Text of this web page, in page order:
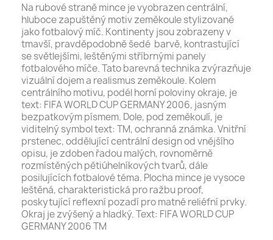
Na rubové straně mince je vyobrazen centrální,
hluboce zapuštěný motiv zeměkoule stylizované
jako fotbalový míč. Kontinenty jsou zobrazeny v
tmavší, pravděpodobně šedé barvě, kontrastující
se světlejšími, leštěnými stříbrnými panely
fotbalového míče. Tato barevná technika zvýrazňuje
vizuální dojem a realismus zeměkoule. Kolem
centrálního motivu, podél horní poloviny okraje, je
text: FIFA WORLD CUP GERMANY 2006, jasným
bezpatkovým písmem. Dole, pod zeměkoulí, je
viditelný symbol text: TM, ochranná známka. Vnitřní
prstenec, oddělující centrální design od vnějšího
opisu, je zdoben řadou malých, rovnoměrně
rozmístěných pětiúhelníkových tvarů, dále
posilujících fotbalové téma. Plocha mince je vysoce
leštěná, charakteristická pro ražbu proof,
poskytující reflexní pozadí pro matné reliéfní prvky.
Okraj je zvýšený a hladký. Text: FIFA WORLD CUP
GERMANY 2006 TM